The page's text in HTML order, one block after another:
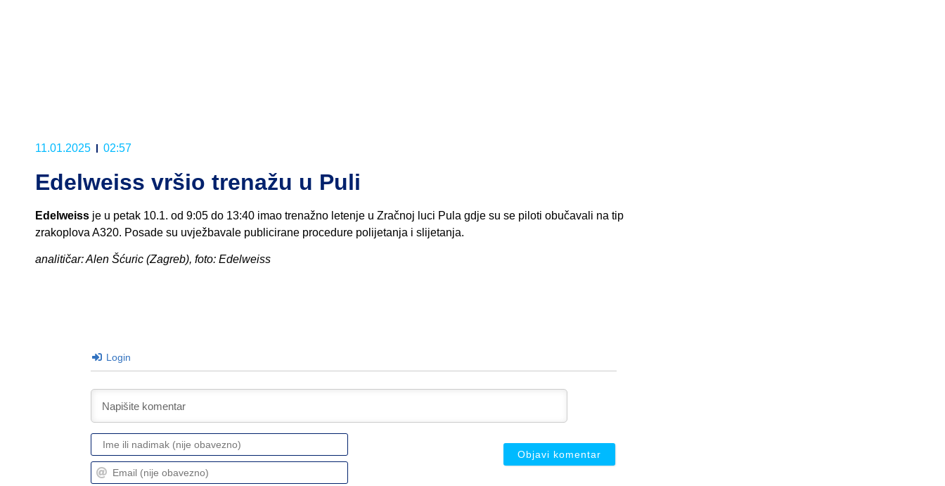
11.01.2025 02:57
Edelweiss vršio trenažu u Puli
Edelweiss je u petak 10.1. od 9:05 do 13:40 imao trenažno letenje u Zračnoj luci Pula gdje su se piloti obučavali na tip
zrakoplova A320. Posade su uvježbavale publicirane procedure polijetanja i slijetanja.
analitičar: Alen Šćuric (Zagreb), foto: Edelweiss
Login
Ime
ili
nadimak
Email
(nije